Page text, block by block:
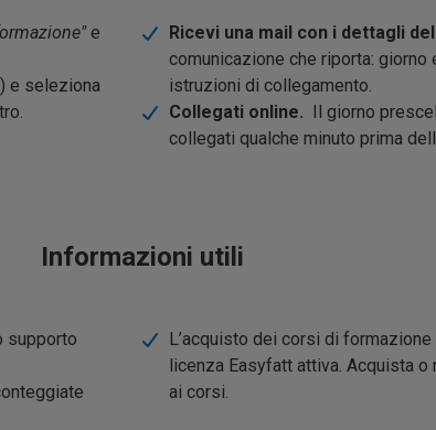
e
) e seleziona
Ricevi una mail con i dettagli
comunicazione che riporta:
istruzioni di collegamento.
Collegati online. Il giorno
collegati qualche minuto prima
Informazioni utili
supporto
L’acquisto dei corsi di
licenza Easyfatt attiva. Acquista
ai corsi.